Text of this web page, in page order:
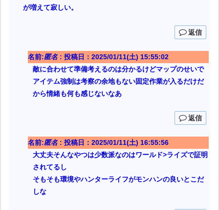
が増えて寂しい。
返信
名前:匿名: 投稿日：2025/01/11(土) 15:55:02
敵に合わせて準備考えるのは分かるけどマップのせいで
アイテム強制は考察の余地もない固定作業が入るだけだ
から情緒も何も感じないなあ
返信
名前:匿名: 投稿日：2025/01/11(土) 16:55:56
大丈夫そんなやつは少数派なのはワールド>ライズで証明
されてるし
そもそも環境やハンターライフがモンハンの良いとこだ
しな